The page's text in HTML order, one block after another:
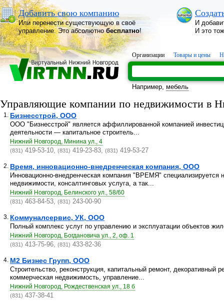
Добавить свою компанию
Или перенести существующую в своё
управление. Это абсолютнобесплатно!
И
И это
Организации Товары и цены
Например, мебель
Управляющие компании по недвижимости в
1. Бизнесстрой, ООО
ООО "Бизнесстрой" является аффиллированной компанией
деятельности — капитальное строитель...
Нижний Новгород, Минина ул., 4
(831) 419-53-10, (831) 419-23-83, (831) 419-53-27
2. Время, инновационно-внедренческая компания, ООО
Инновационно-внедренческая компания "ВРЕМЯ" специализируется
недвижимости, консалтинговых услуга, а так...
Нижний Новгород, Белинского ул., 58/60
(831) 463-84-53, (831) 243-00-90
3. Коммуналсервис, УК, ООО
Полный комплекс услуг по управлению и эксплуатации объектов
Нижний Новгород, Богдановича ул., 2, оф. 1
(831) 413-75-96, (831) 433-82-36
4. М2 Бизнес Групп, ООО
Строительство, реконструкция, капитальный ремонт, декоративный
коммерческая недвижимость, управление...
Нижний Новгород, Рождественская ул., 18 б
(831) 437-38-41